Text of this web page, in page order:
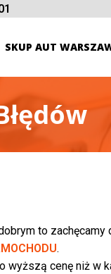
SKUP AUT
to zachęcamy
.
wyższą cenę niż w